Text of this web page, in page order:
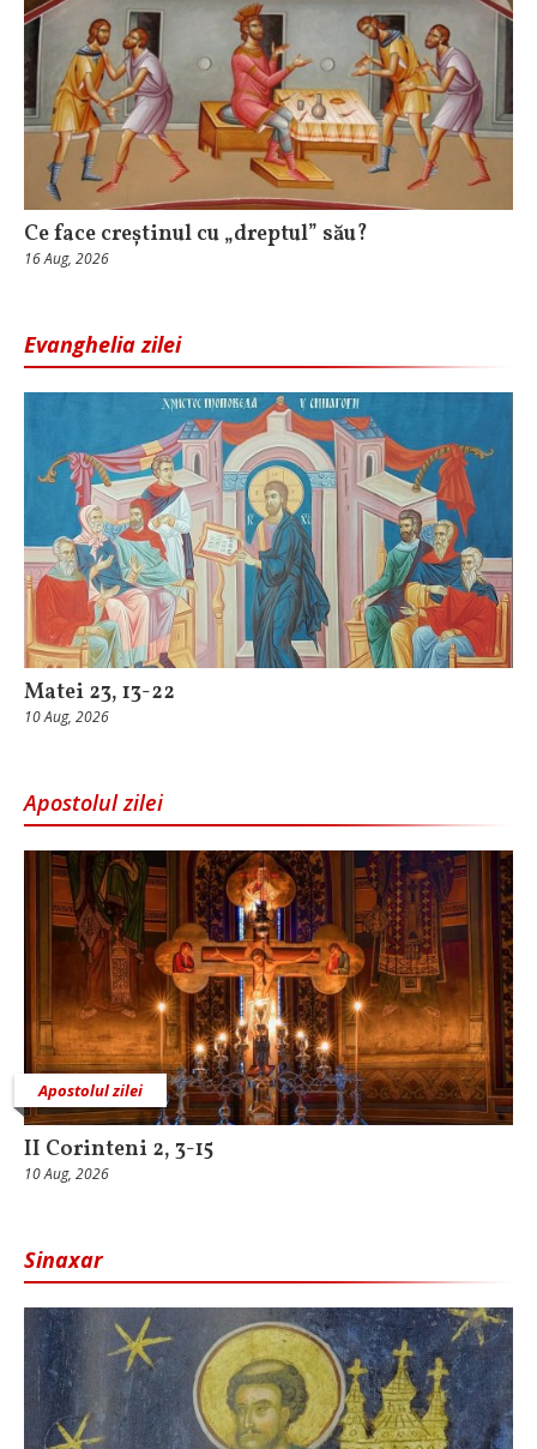
Ce face creștinul cu „dreptul” său?
16 Aug, 2026
Evanghelia zilei
Matei 23, 13-22
10 Aug, 2026
Apostolul zilei
Apostolul zilei
II Corinteni 2, 3-15
10 Aug, 2026
Sinaxar